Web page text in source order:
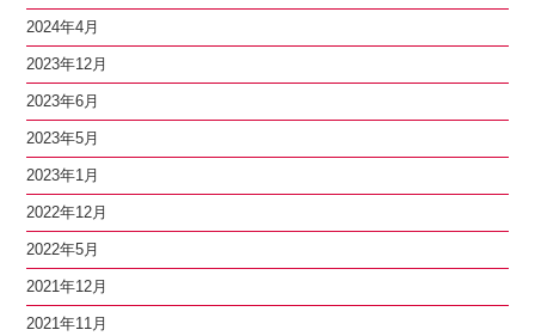
2024年4月
2023年12月
2023年6月
2023年5月
2023年1月
2022年12月
2022年5月
2021年12月
2021年11月